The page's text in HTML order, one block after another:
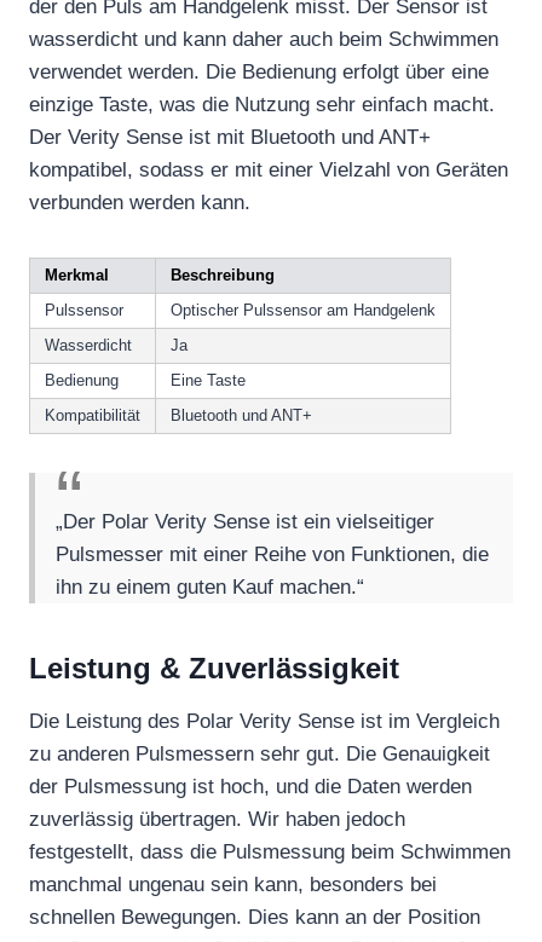
der den Puls am Handgelenk misst. Der Sensor ist
wasserdicht und kann daher auch beim Schwimmen
verwendet werden. Die Bedienung erfolgt über eine
einzige Taste, was die Nutzung sehr einfach macht.
Der Verity Sense ist mit Bluetooth und ANT+
kompatibel, sodass er mit einer Vielzahl von Geräten
verbunden werden kann.
Merkmal
Beschreibung
Pulssensor
Optischer Pulssensor am Handgelenk
Wasserdicht
Ja
Bedienung
Eine Taste
Kompatibilität
Bluetooth und ANT+
„Der Polar Verity Sense ist ein vielseitiger
Pulsmesser mit einer Reihe von Funktionen, die
ihn zu einem guten Kauf machen.“
Leistung & Zuverlässigkeit
Die Leistung des Polar Verity Sense ist im Vergleich
zu anderen Pulsmessern sehr gut. Die Genauigkeit
der Pulsmessung ist hoch, und die Daten werden
zuverlässig übertragen. Wir haben jedoch
festgestellt, dass die Pulsmessung beim Schwimmen
manchmal ungenau sein kann, besonders bei
schnellen Bewegungen. Dies kann an der Position